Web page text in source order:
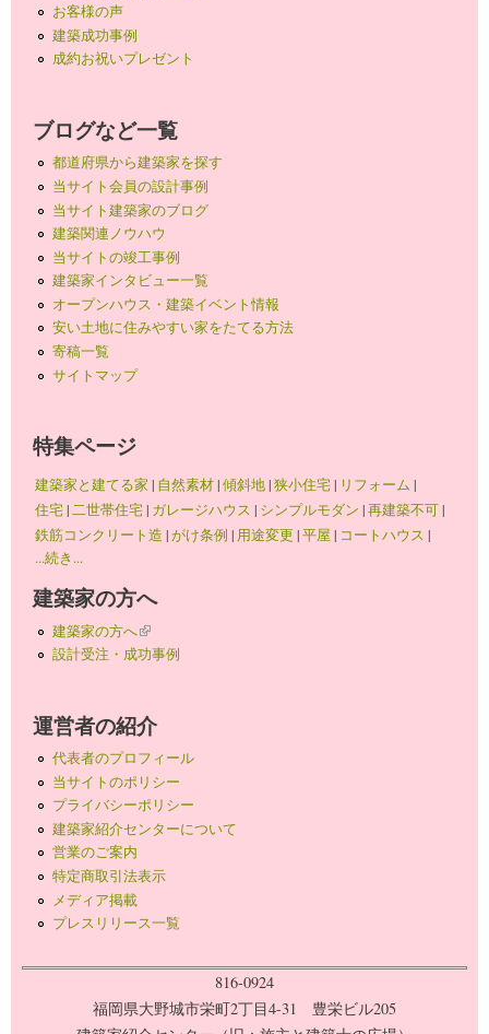
お客様の声
建築成功事例
成約お祝いプレゼント
ブログなど一覧
都道府県から建築家を探す
当サイト会員の設計事例
当サイト建築家のブログ
建築関連ノウハウ
当サイトの竣工事例
建築家インタビュー一覧
オープンハウス・建築イベント情報
安い土地に住みやすい家をたてる方法
寄稿一覧
サイトマップ
特集ページ
建築家と建てる家 | 自然素材|傾斜地|狭小住宅| リフォーム |
住宅|二世帯住宅| ガレージハウス | シンプルモダン |再建築不可|
鉄筋コンクリート造 |がけ条例 | 用途変更 |平屋 | コートハウス |
...続き...
建築家の方へ
建築家の方へ(link is external)
設計受注・成功事例
運営者の紹介
代表者のプロフィール
当サイトのポリシー
プライバシーポリシー
建築家紹介センターについて
営業のご案内
特定商取引法表示
メディア掲載
プレスリリース一覧
816-0924
福岡県大野城市栄町2丁目4-31 豊栄ビル205